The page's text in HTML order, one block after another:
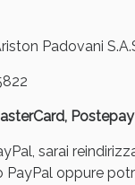
Padovani
sarai
oppure